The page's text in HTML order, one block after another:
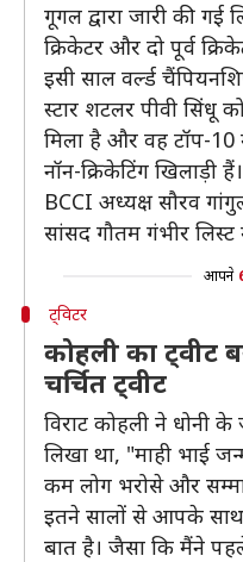
गूगल द्वारा जारी की गई
क्रिकेटर और दो पूर्व
इसी साल वर्ल्ड
स्टार शटलर पीवी सिंधू
मिला है और वह टॉप-10
नॉन-क्रिकेटिंग खिलाड़ी हैं।
BCCI अध्यक्ष सौरव
सांसद गौतम गंभीर
आपने
ट्विटर
कोहली का ट्वीट
चर्चित ट्वीट
विराट कोहली ने धोनी
लिखा था, "माही भाई
कम लोग भरोसे और
इतने सालों से आपके साथ
बात है। जैसा कि मैंने